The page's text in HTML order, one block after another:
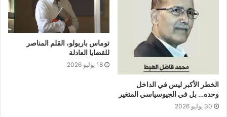
الخطر الأكبر ليس في الداخل
وحده… بل في الجيوسياسي المتغير
30 يوليو 2026
توماس باربولو، القلم المناصر
للقضايا العادلة
18 يوليو 2026